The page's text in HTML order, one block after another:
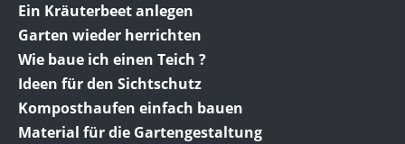
Ein Kräuterbeet anlegen
Garten wieder herrichten
Wie baue ich einen Teich ?
Ideen für den Sichtschutz
Komposthaufen einfach bauen
Material für die Gartengestaltung